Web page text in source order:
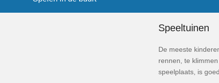
Speeltuinen
De meeste
rennen, te
speelplaats, is